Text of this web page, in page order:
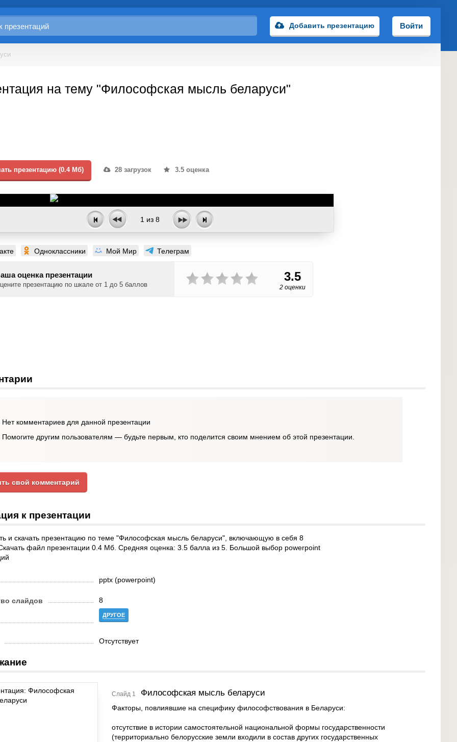
Добавить презентацию Войти
на тему "Философская мысль беларуси"
презентацию (0.4 Мб) 28 загрузок 3.5 оценка
1 из 8
Одноклассники Мой Мир Телеграм
оценка презентации
презентацию по шкале от 1 до 5 баллов
3.5
2 оценки
Нет комментариев для данной презентации
Помогите другим пользователям — будьте первым, кто поделится своим мнением об этой презентации.
свой комментарий
к презентации
и скачать презентацию по теме "Философская мысль беларуси", включающую в себя 8
файл презентации 0.4 Мб. Средняя оценка: 3.5 балла из 5. Большой выбор powerpoint
pptx (powerpoint)
слайдов 8
ДРУГОЕ
Отсутствует
Слайд 1 Философская мысль беларуси
Факторы, повлиявшие на специфику философствования в Беларуси:
отсутствие в истории самостоятельной национальной формы государственности
(территориально белорусские земли входили в состав других государственных